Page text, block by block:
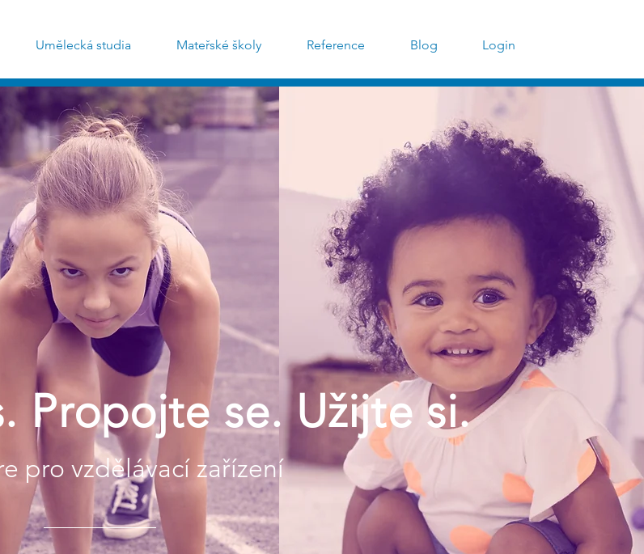
Umělecká studia Mateřské školy Reference Blog Login
Propojte se.Užijte si.
pro vzdělávací zařízení